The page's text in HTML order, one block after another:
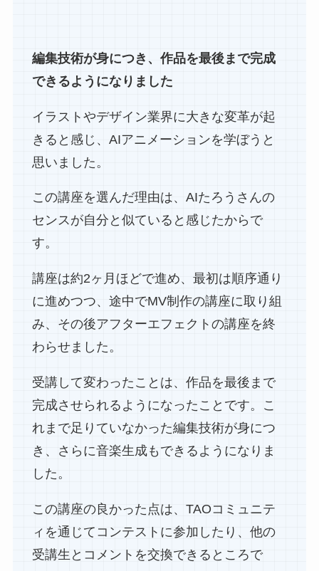
編集技術が身につき、作品を最後まで完成
できるようになりました
イラストやデザイン業界に大きな変革が起
きると感じ、AIアニメーションを学ぼうと
思いました。
この講座を選んだ理由は、AIたろうさんの
センスが自分と似ていると感じたからで
す。
講座は約2ヶ月ほどで進め、最初は順序通り
に進めつつ、途中でMV制作の講座に取り組
み、その後アフターエフェクトの講座を終
わらせました。
受講して変わったことは、作品を最後まで
完成させられるようになったことです。こ
れまで足りていなかった編集技術が身につ
き、さらに音楽生成もできるようになりま
した。
この講座の良かった点は、TAOコミュニテ
ィを通じてコンテストに参加したり、他の
受講生とコメントを交換できるところで